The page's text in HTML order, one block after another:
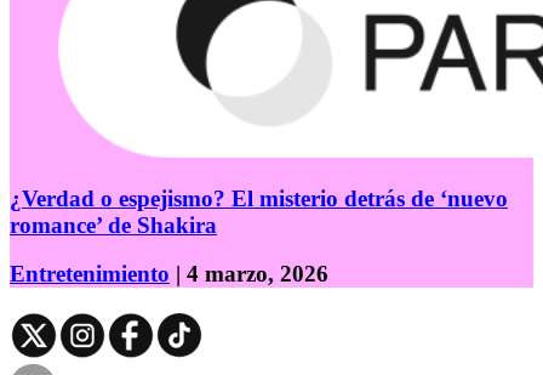
¿Verdad o espejismo? El misterio detrás de ‘nuevo
romance’ de Shakira
Entretenimiento | 4 marzo, 2026